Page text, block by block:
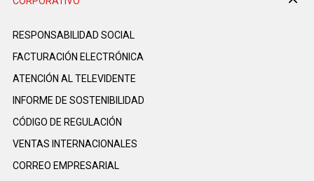
RESPONSABILIDAD SOCIAL
FACTURACIÓN ELECTRÓNICA
ATENCIÓN AL TELEVIDENTE
INFORME DE SOSTENIBILIDAD
CÓDIGO DE REGULACIÓN
VENTAS INTERNACIONALES
CORREO EMPRESARIAL